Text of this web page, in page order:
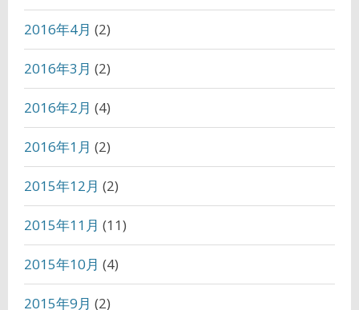
2016年4月 (2)
2016年3月 (2)
2016年2月 (4)
2016年1月 (2)
2015年12月 (2)
2015年11月 (11)
2015年10月 (4)
2015年9月 (2)